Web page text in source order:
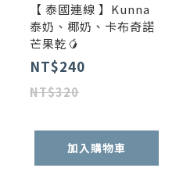
【 泰國連線 】Kunna
泰奶、椰奶、卡布奇諾
芒果乾🥭
NT$240
NT$320
加入購物車